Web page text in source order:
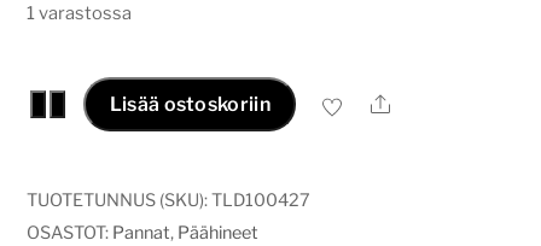
1 varastossa
Solmupanta
ruusunpuna
Lisää ostoskoriin Ale
TUOTETUNNUS (SKU):TLD100427
OSASTOT: Pannat, Päähineet